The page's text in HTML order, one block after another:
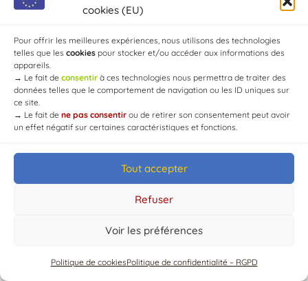
cookies (EU)
Pour offrir les meilleures expériences, nous utilisons des technologies
telles que les cookies pour stocker et/ou accéder aux informations des
appareils.
→ Le fait de consentir à ces technologies nous permettra de traiter des
données telles que le comportement de navigation ou les ID uniques sur
ce site.
→ Le fait de ne pas consentir ou de retirer son consentement peut avoir
un effet négatif sur certaines caractéristiques et fonctions.
Tout accepter
Refuser
Voir les préférences
Politique de cookiesPolitique de confidentialité – RGPD
© Mairie de Chaource [2004-2024] | Tous droits réservés.